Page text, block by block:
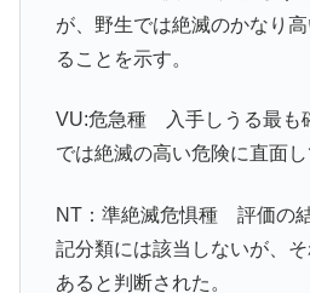
が、野生では絶滅のかなり
ることを示す。
VU:危急種 入手しうる最も
では絶滅の高い危険に直面し
NT：準絶滅危惧種 評価の
記分類には該当しないが、
あると判断された。